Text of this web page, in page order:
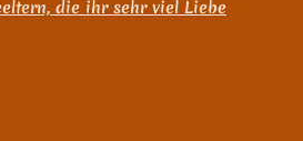
die ihr sehr viel Liebe